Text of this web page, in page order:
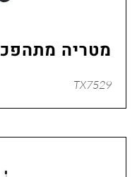
מטריה
TX7529